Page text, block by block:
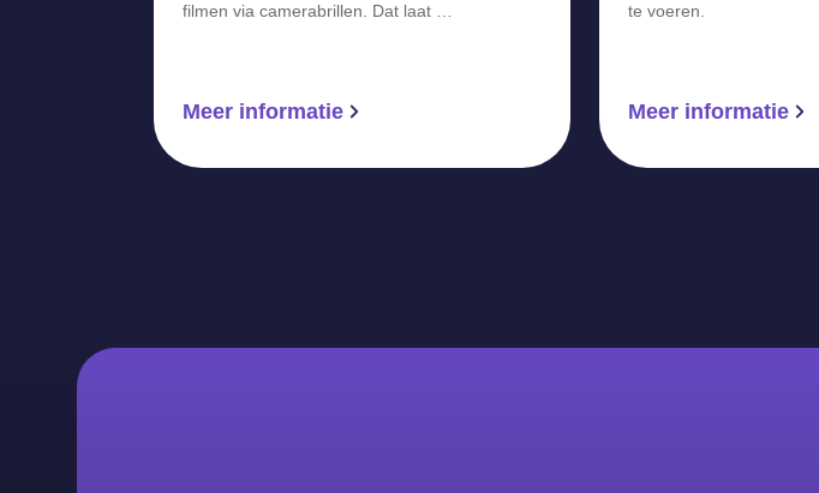
filmen via camerabrillen. Dat laat …
Meer informatie
te voeren.
Meer informatie